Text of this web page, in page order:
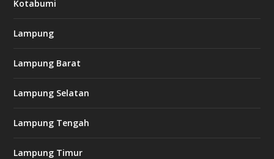
Kotabumi
Lampung
Lampung Barat
Lampung Selatan
Lampung Tengah
Lampung Timur